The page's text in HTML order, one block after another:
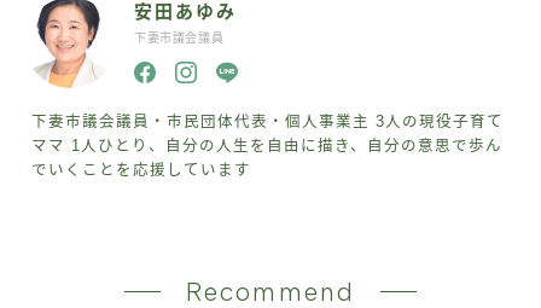
安田あゆみ
下妻市議会議員
下妻市議会議員・市民団体代表・個人事業主 3人の現役子育て
ママ 1人ひとり、自分の人生を自由に描き、自分の意思で歩ん
でいくことを応援しています
Recommend